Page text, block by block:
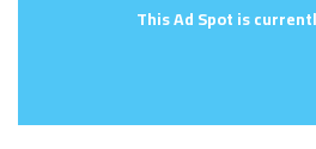
This Ad Spot is